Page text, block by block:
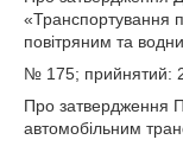
«Транспортування
повітряним та
№ 175; прийнятий:
Про затвердження
автомобільним